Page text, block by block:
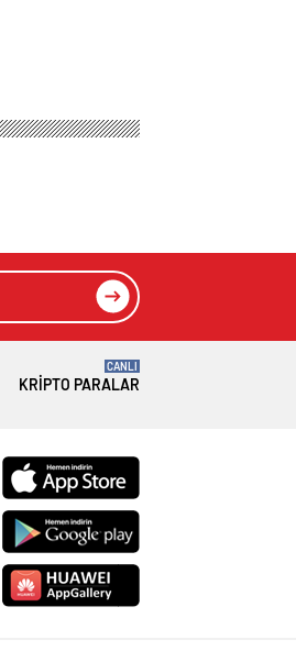
KRIPTO PARALAR
CANLI